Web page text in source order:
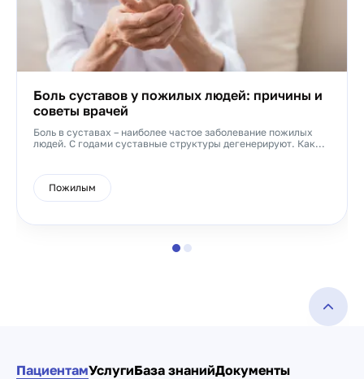
Боль суставов у пожилых людей: причины и
советы врачей
Боль в суставах – наиболее частое заболевание пожилых
людей. С годами суставные структуры дегенерируют. Как...
Пожилым
ПациентамУслугиБаза знанийДокументы